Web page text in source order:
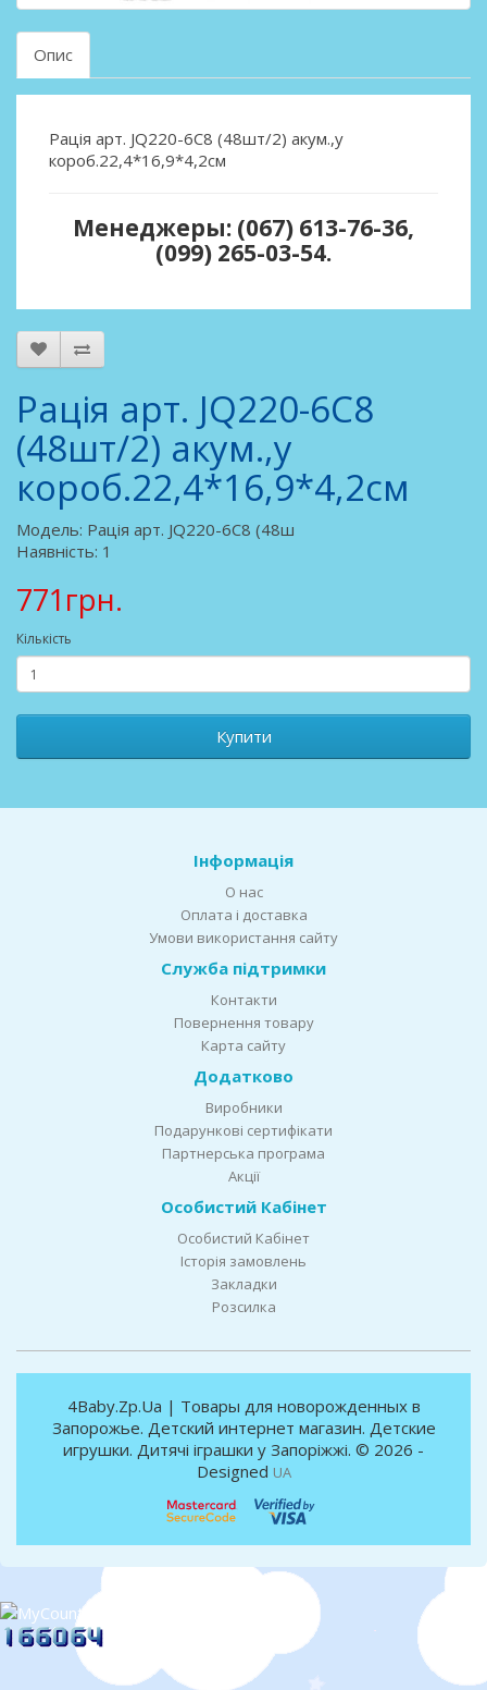
Опис
Рацiя арт. JQ220-6C8 (48шт/2) акум.,у
короб.22,4*16,9*4,2см
Менеджеры: (067) 613-76-36,
(099) 265-03-54.
Рацiя арт. JQ220-6C8
(48шт/2) акум.,у
короб.22,4*16,9*4,2см
Модель: Рацiя арт. JQ220-6C8 (48ш
Наявність: 1
771грн.
Кількість
Купити
Інформація
О нас
Оплата і доставка
Умови використання сайту
Служба підтримки
Контакти
Повернення товару
Карта сайту
Додатково
Виробники
Подарункові сертифікати
Партнерська програма
Акції
Особистий Кабінет
Особистий Кабінет
Історія замовлень
Закладки
Розсилка
4Baby.Zp.Ua | Товары для новорожденных в
Запорожье. Детский интернет магазин. Детские
игрушки. Дитячі іграшки у Запоріжжі. © 2026 -
Designed UA